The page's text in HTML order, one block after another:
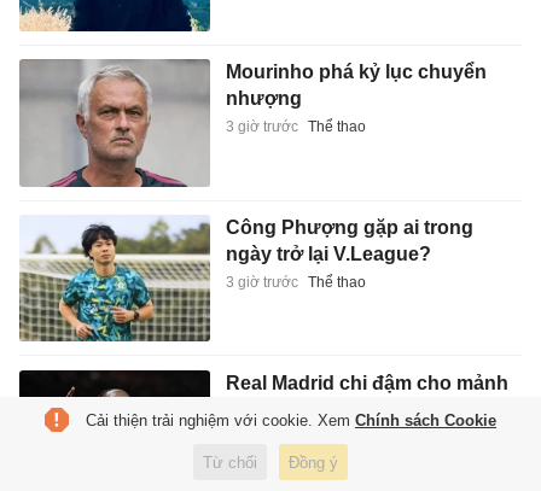
Mourinho phá kỷ lục chuyển
nhượng
3 giờ trước Thể thao
Công Phượng gặp ai trong
ngày trở lại V.League?
3 giờ trước Thể thao
Real Madrid chi đậm cho mảnh
ghép còn thiếu
Cải thiện trải nghiệm với cookie. Xem Chính sách Cookie
Từ chối Đồng ý